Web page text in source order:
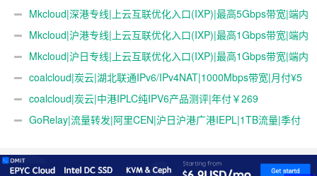
25~28ms|跨境电商IPLC合规跨境专线
Mkcloud|深港专线|上云互联优化入口(IXP)|最高5Gbps带宽|端内
延迟1-2ms|跨境电商IPLC合规跨境专线
Mkcloud|沪港专线|上云互联优化入口(IXP)|最高1Gbps带宽|端内
延迟21ms|跨境电商IPLC合规跨境专线
Mkcloud|沪日专线|上云互联优化入口(IXP)|最高1Gbps带宽|端内
延迟25~28ms|跨境电商IPLC合规跨境专线
coalcloud|炭云|湖北联通IPv6/IPv4NAT|1000Mbps带宽|月付¥5
年付￥50
coalcloud|炭云|中港IPLC纯IPV6产品测评|年付￥269
GoRelay|流量转发|阿里CEN|沪日沪港广港IEPL|1TB流量|季付